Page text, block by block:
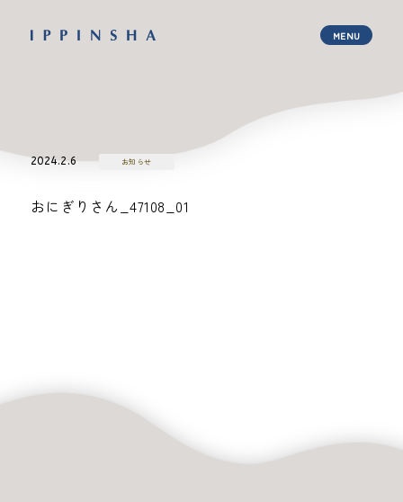
2024.2.6 お知らせ
おにぎりさん_47108_01